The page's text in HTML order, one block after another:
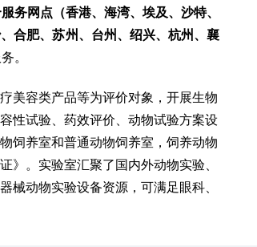
务网点（香港、海湾、埃及、沙特、
合肥、苏州、台州、绍兴、杭州、襄
。
美容类产品等为评价对象，开展生物
性试验、药效评价、动物试验方案设
饲养室和普通动物饲养室，饲养动物
》。实验室汇聚了国内外动物实验、
械动物实验设备资源，可满足眼科、